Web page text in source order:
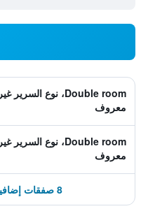
Double room، نوع السرير غير
معروف
Double room، نوع السرير غير
معروف
8 صفقات إضافية ابتداءً من 223 ﷼